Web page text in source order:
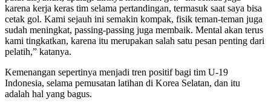
karena kerja keras tim selama pertandingan, termasuk saat saya bisa
cetak gol. Kami sejauh ini semakin kompak, fisik teman-teman juga
sudah meningkat, passing-passing juga membaik. Mental akan terus
kami tingkatkan, karena itu merupakan salah satu pesan penting dari
pelatih,” katanya.
Kemenangan sepertinya menjadi tren positif bagi tim U-19
Indonesia, selama pemusatan latihan di Korea Selatan, dan itu
adalah hal yang bagus.